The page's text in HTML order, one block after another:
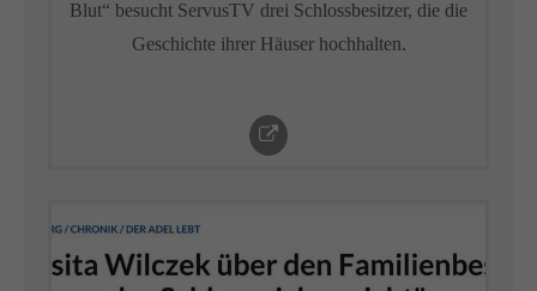
Blut“ besucht ServusTV drei Schlossbesitzer, die die
Geschichte ihrer Häuser hochhalten.